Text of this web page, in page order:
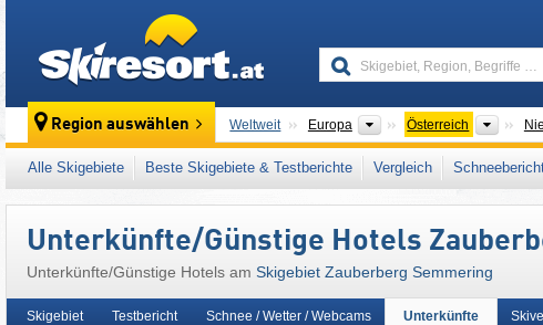
Region auswählen Weltweit Europa Kontinente
Österreich Länder
Dieses Skigebiet liegt auch in: Semmering Bruck-
Südösterreich Zentrale Ostalpen
Europäische Union
Alle Skigebiete Beste Skigebiete & Testberichte Vergleich
Unterkünfte/Günstige Hotels
Unterkünfte/Günstige Hotels am Skigebiet Zauberberg Semmering
Skigebiet Testbericht Schnee / Wetter / Webcams Unterkünfte